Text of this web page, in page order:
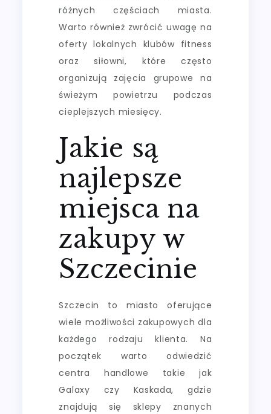
różnych częściach miasta.
Warto również zwrócić uwagę na
oferty lokalnych klubów fitness
oraz siłowni, które często
organizują zajęcia grupowe na
świeżym powietrzu podczas
cieplejszych miesięcy.
Jakie są
najlepsze
miejsca na
zakupy w
Szczecinie
Szczecin to miasto oferujące
wiele możliwości zakupowych dla
każdego rodzaju klienta. Na
początek warto odwiedzić
centra handlowe takie jak
Galaxy czy Kaskada, gdzie
znajdują się sklepy znanych